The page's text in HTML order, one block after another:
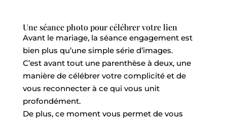
Une séance photo pour célébrer votre lien
Avant le mariage, la séance engagement est
bien plus qu’une simple série d’images.
C’est avant tout une parenthèse à deux, une
manière de célébrer votre complicité et de
vous reconnecter à ce qui vous unit
profondément.
De plus, ce moment vous permet de vous